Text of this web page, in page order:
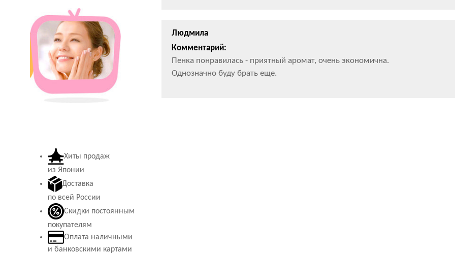
Людмила
Комментарий:
Пенка понравилась - приятный аромат, очень экономична.
Однозначно буду брать еще.
Хиты продаж
из Японии
Доставка
по всей России
Скидки постоянным
покупателям
Оплата наличными
и банковскими картами